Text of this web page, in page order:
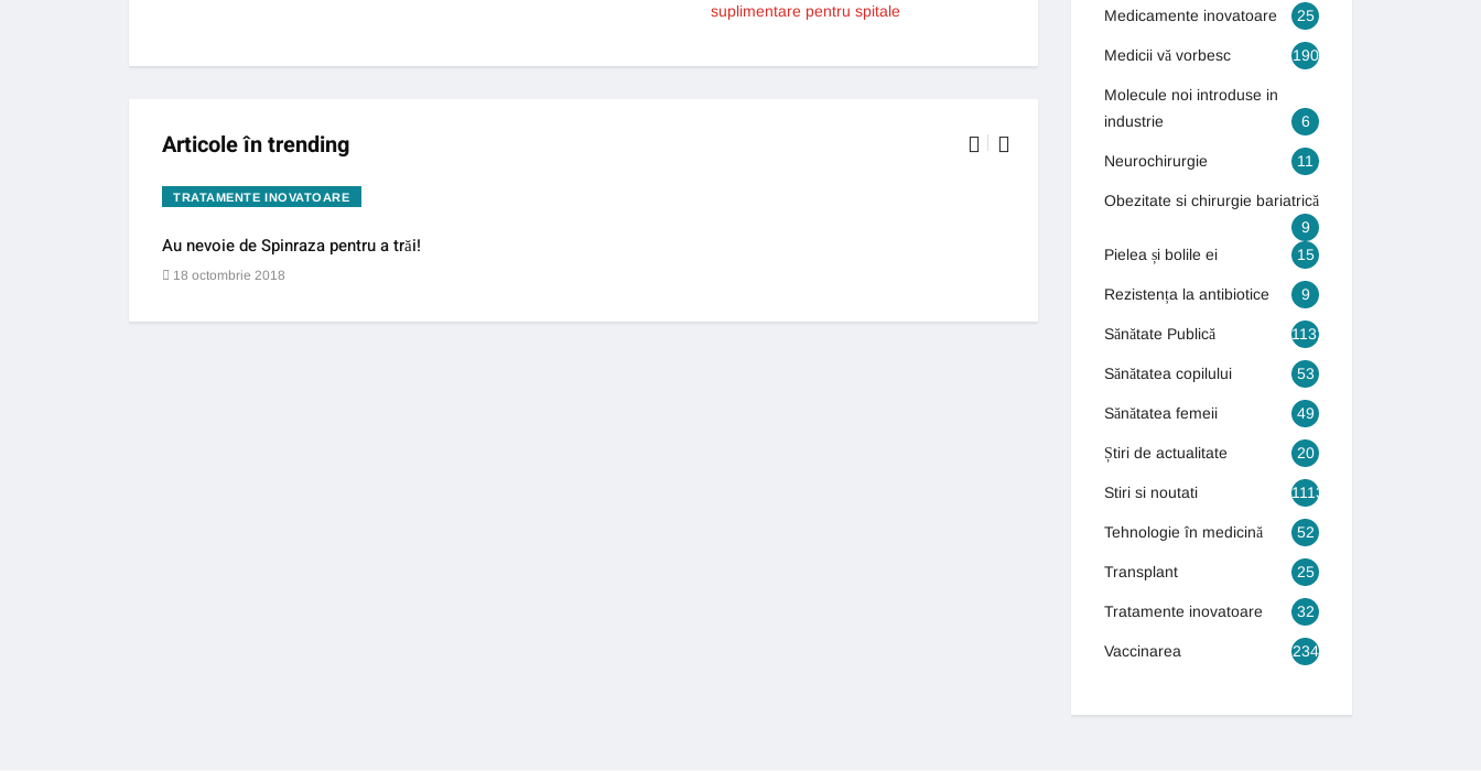
suplimentare pentru spitale
Articole în trending
TRATAMENTE INOVATOARE
Au nevoie de Spinraza pentru a trăi!
18 octombrie 2018
BOLI & TRATAMENTE
Generația autismului! Numărul copiilor care suferă de autism
Medicamente inovatoare 25
Medicii vă vorbesc 190
Molecule noi introduse in
industrie
6
Neurochirurgie 11
Obezitate si chirurgie bariatrică
9
Pielea și bolile ei
15
Rezistența la antibiotice 9
Sănătate Publică 1131
Sănătatea copilului 53
Sănătatea femeii 49
Știri de actualitate 20
Stiri si noutati 1113
Tehnologie în medicină 52
Transplant 25
Tratamente inovatoare 32
Vaccinarea 234